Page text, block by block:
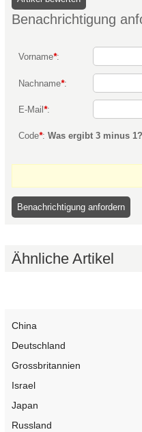
Benachrichtigung
Vorname*:
Nachname*:
E-Mail *:
Code*: Was ergibt 3 minus 1?
Ähnliche Artikel
China
Deutschland
Grossbritannien
Israel
Japan
Russland